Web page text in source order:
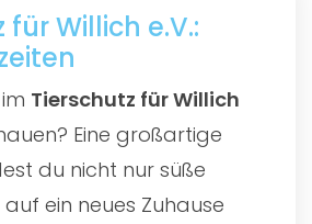
für Willich e.V.:
Tierschutz für Willich
Eine großartige
du nicht nur süße
auf ein neues Zuhause